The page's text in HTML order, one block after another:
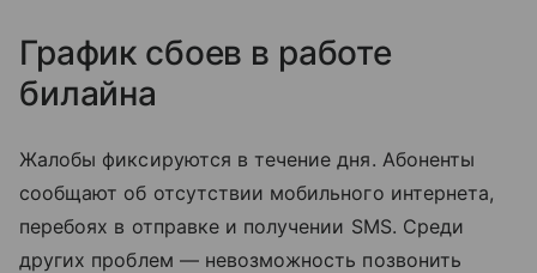
График сбоев в работе
билайна
Жалобы фиксируются в течение дня. Абоненты
сообщают об отсутствии мобильного интернета,
перебоях в отправке и получении SMS. Среди
других проблем — невозможность позвонить